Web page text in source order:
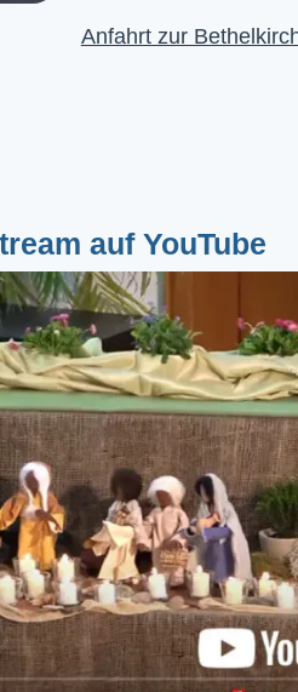
Anfahrt zur
auf YouTube